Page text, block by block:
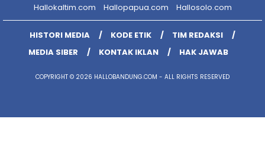
Hallokaltim.com
Hallopapua.com Hallosolo.com
HISTORI MEDIA KODE ETIK
TIM REDAKSI
MEDIA SIBER
KONTAK IKLAN HAK JAWAB
COPYRIGHT © 2026 HALLOBANDUNG.COM - ALL RIGHTS RESERVED